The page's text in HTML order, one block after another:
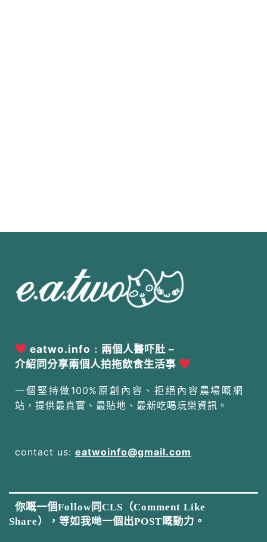
eatwo.info﹕兩個人醫吓肚 –
介紹同分享兩個人拍拖飲食生活事
一個堅持做100%原創內容、拒絕內容農場嘅網
站，提供最真實、最貼地、最新吃喝玩樂資訊。
contact us: eatwoinfo@gmail.com
你嘅一個Follow同CLS（Comment Like
Share），等如我哋一個出POST嘅動力。